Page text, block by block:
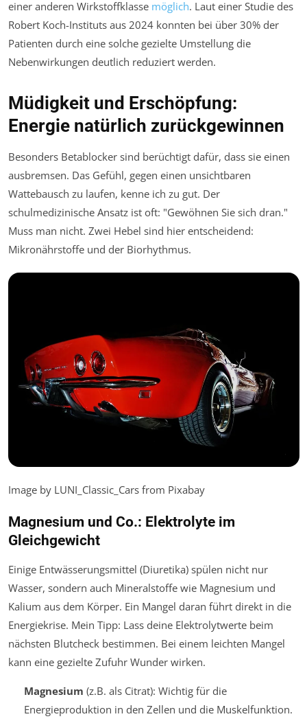
einer anderen Wirkstoffklasse möglich. Laut einer Studie des
Robert Koch-Instituts aus 2024 konnten bei über 30% der
Patienten durch eine solche gezielte Umstellung die
Nebenwirkungen deutlich reduziert werden.
Müdigkeit und Erschöpfung:
Energie natürlich zurückgewinnen
Besonders Betablocker sind berüchtigt dafür, dass sie einen
ausbremsen. Das Gefühl, gegen einen unsichtbaren
Wattebausch zu laufen, kenne ich zu gut. Der
schulmedizinische Ansatz ist oft: "Gewöhnen Sie sich dran."
Muss man nicht. Zwei Hebel sind hier entscheidend:
Mikronährstoffe und der Biorhythmus.
Image by LUNI_Classic_Cars from Pixabay
Magnesium und Co.: Elektrolyte im
Gleichgewicht
Einige Entwässerungsmittel (Diuretika) spülen nicht nur
Wasser, sondern auch Mineralstoffe wie Magnesium und
Kalium aus dem Körper. Ein Mangel daran führt direkt in die
Energiekrise. Mein Tipp: Lass deine Elektrolytwerte beim
nächsten Blutcheck bestimmen. Bei einem leichten Mangel
kann eine gezielte Zufuhr Wunder wirken.
Magnesium (z.B. als Citrat): Wichtig für die
Energieproduktion in den Zellen und die Muskelfunktion.